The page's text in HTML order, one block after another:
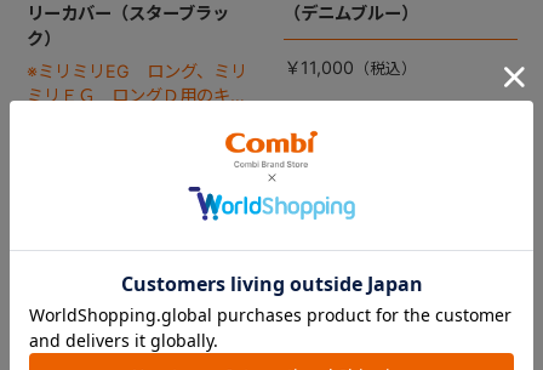
リーカバー（スターブラッ
ク）
※ミリミリEG ロング、ミリ
ミリＥＧ ロングＤ用のキャ
（デニムブルー）
￥11,000